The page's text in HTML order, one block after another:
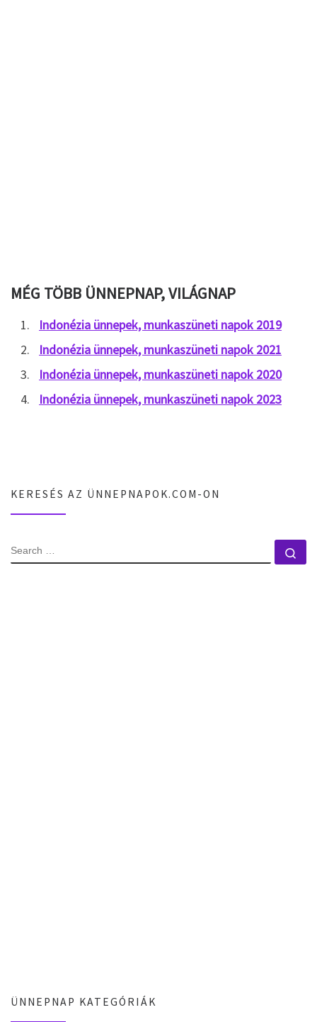
MÉG TÖBB ÜNNEPNAP, VILÁGNAP
Indonézia ünnepek, munkaszüneti napok 2019
Indonézia ünnepek, munkaszüneti napok 2021
Indonézia ünnepek, munkaszüneti napok 2020
Indonézia ünnepek, munkaszüneti napok 2023
KERESÉS AZ ÜNNEPNAPOK.COM-ON
SEARCH
ÜNNEPNAP KATEGÓRIÁK